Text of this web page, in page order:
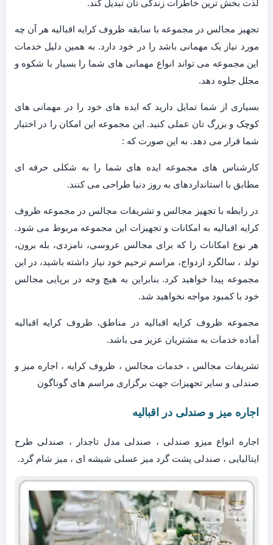
لذت بخش ترین خاطرات زندگی تان تبدیل کند.
تجهیز مجالس در مجموعه با سابقه ظروف کرایه اقبالیه هر آن چه
مورد نیاز یک مهمانی باشد را در خود دارد. به همین دلیل خدمات
این مجموعه می تواند انواع مهمانی های شما را بسیار با شکوه و
مجلل جلوه دهد.
بسیاری از شما تمایل دارید که ایده های خود را در مهمانی های
کوچک و بزرگ تان عملی کنید. این مجموعه این امکان را در اختیار
شما قرار می دهد. به این صورت که :
کارشناس های مجموعه ایده های شما را به شکلی حرفه ای
مطابق با استانداردهای به روز دنیا طراحی می کنند.
در رابطه با تجهیز مجالس و تشریفات مجالس در مجموعه ظروف
کرایه اقبالیه به امکانات و تجهیزات این مجموعه مربوط می شود.
هر نوع امکانات را که برای مجالس عروسی، نامزدی، بله برون،
تولد ، سالگرد ازدواج، مراسم ترحیم خود نیاز داشته باشید، در این
مجموعه پیدا خواهید کرد. بنابراین به هیچ وجه در برپایی مجالس
خود با کمبود مواجه نخواهید شد.
مجموعه ظروف کرایه اقبالیه در مناطق، ظروف کرایه اقبالیه
آماده خدمات به مشتریان عزیز می باشد.
تشریفات مجالس ، خدمات مجالس ، ظروف کرایه ، اجاره میز و
صندلی و سایر تجهیزات جهت برگزاری مراسم های گوناگون
اجاره میز و صندلی در اقبالیه
اجاره انواع میزو صندلی ، صندلی مدل تاجدار ، صندلی طرح
ایتالیایی ، صندلی پشت گرد میز عسلی شیشه ای ، میز شام گرد.